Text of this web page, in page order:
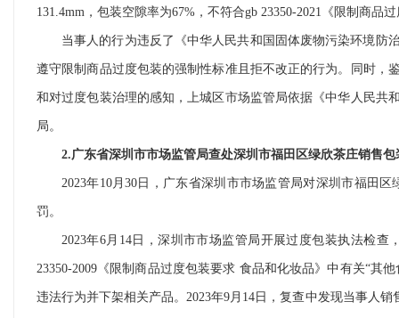
131.4mm，包装空隙率为67%，不符合gb 23350-2021《限制商
当事人的行为违反了《中华人民共和国固体废物污染环境防
遵守限制商品过度包装的强制性标准且拒不改正的行为。同时，
和对过度包装治理的感知，上城区市场监管局依据《中华人民共
局。
2.广东省深圳市市场监管局查处深圳市福田区绿欣茶庄销售
2023年10月30日，广东省深圳市市场监管局对深圳市福田
罚。
2023年6月14日，深圳市市场监管局开展过度包装执法检
23350-2009《限制商品过度包装要求 食品和化妆品》中有关“其
违法行为并下架相关产品。2023年9月14日，复查中发现当事人